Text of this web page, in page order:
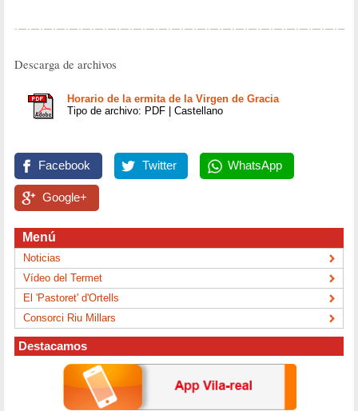
Descarga de archivos
Horario de la ermita de la Virgen de Gracia
Tipo de archivo: PDF | Castellano
Facebook Twitter WhatsApp
Google+
Menú
Noticias
Vídeo del Termet
El 'Pastoret' d'Ortells
Consorci Riu Millars
Destacamos